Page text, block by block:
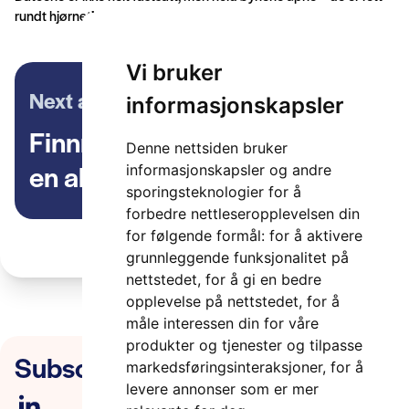
Vi bruker
informasjonskapsler
Denne nettsiden bruker
informasjonskapsler og andre
sporingsteknologier for å
forbedre nettleseropplevelsen din
for følgende formål: for å aktivere
grunnleggende funksjonalitet på
nettstedet, for å gi en bedre
opplevelse på nettstedet, for å
måle interessen din for våre
produkter og tjenester og tilpasse
markedsføringsinteraksjoner, for å
levere annonser som er mer
rundt hjørnet!
Next article
Finnmark fylkeskommune –
en aktiv partner i ITS Norway
Subscribe to our newsletter